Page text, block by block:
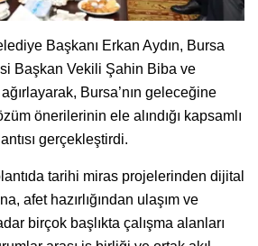
Başkanı Erkan Aydın, Bursa
Başkan Vekili Şahin Biba ve
Bursa’nın geleceğine
önerilerinin ele alındığı kapsamlı
gerçekleştirdi.
tarihi miras projelerinden dijital
afet hazırlığından ulaşım ve
birçok başlıkta çalışma alanları